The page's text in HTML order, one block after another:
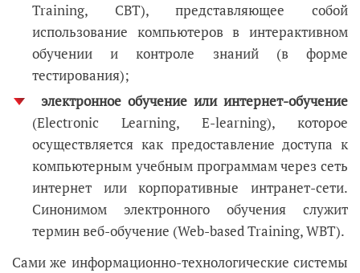
Training, CBT), представляющее собой
использование компьютеров в интерактивном
обучении и контроле знаний (в форме
тестирования);
электронное обучение или интернет-обучение
(Electronic Learning, E-learning), которое
осуществляется как предоставление доступа к
компьютерным учебным программам через сеть
интернет или корпоративные интранет-сети.
Синонимом электронного обучения служит
термин веб-обучение (Web-based Training, WBT).
Сами же информационно-технологические системы